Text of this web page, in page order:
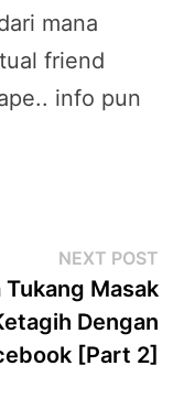
mana
friend
info pun
NEXT POST
Tukang Masak
Dengan
[Part 2]